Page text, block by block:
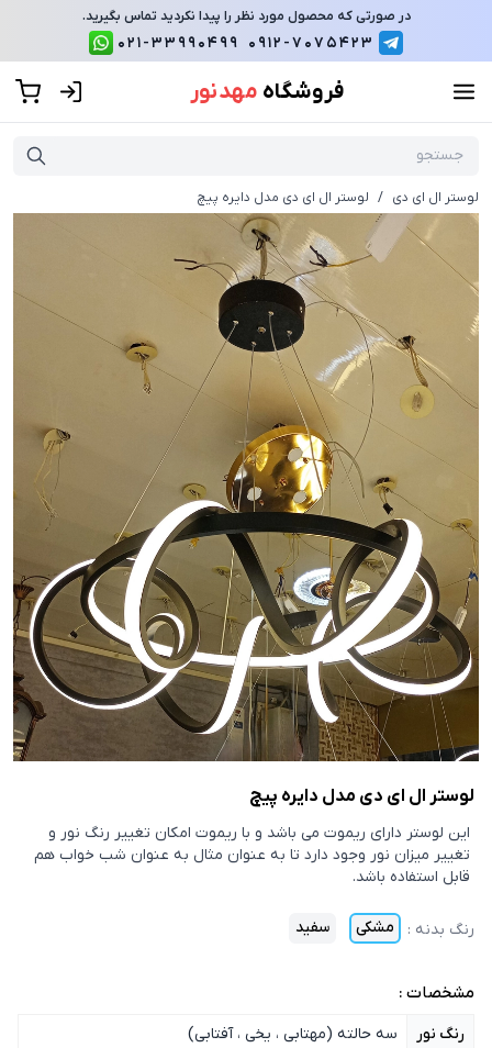
در صورتی که محصول مورد نظر را پیدا نکردید تماس بگیرید.
0912-7075423
021-33990499
فروشگاه مهد نور
لوستر ال ای دی / لوستر ال ای دی مدل دایره پیچ
لوستر ال ای دی مدل دایره پیچ
این لوستر دارای ریموت می باشد و با ریموت امکان تغییر رنگ نور و
تغییر میزان نور وجود دارد تا به عنوان مثال به عنوان شب خواب هم
قابل استفاده باشد.
رنگ بدنه : مشکی سفید
مشخصات :
رنگ نور
سه حالته (مهتابی ، یخی ، آفتابی)